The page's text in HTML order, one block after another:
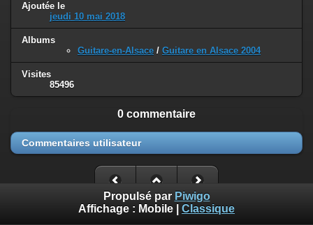
Ajoutée le
jeudi 10 mai 2018
Albums
Guitare-en-Alsace / Guitare en Alsace 2004
Visites
85496
0 commentaire
Commentaires utilisateur
Propulsé par Piwigo
Affichage : Mobile Classique